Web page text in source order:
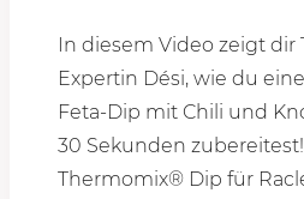
In diesem Video zeigt
Expertin Dési, wie du
Feta-Dip mit Chili und
30 Sekunden
Thermomix® Dip für